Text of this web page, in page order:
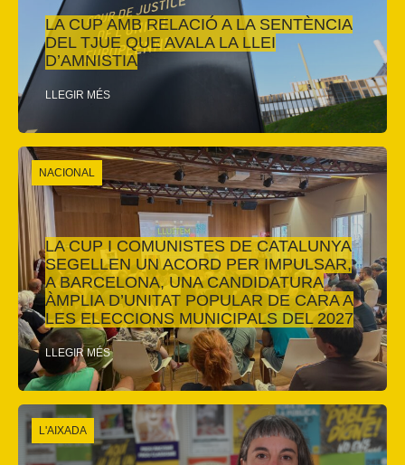
LA CUP AMB RELACIÓ A LA SENTÈNCIA
DEL TJUE QUE AVALA LA LLEI
D’AMNISTIA
LLEGIR MÉS
LA CUP I COMUNISTES DE CATALUNYA
SEGELLEN UN ACORD PER IMPULSAR,
A BARCELONA, UNA CANDIDATURA
ÀMPLIA D’UNITAT POPULAR DE CARA A
LES ELECCIONS MUNICIPALS DEL 2027
LLEGIR MÉS
NACIONAL
L'AIXADA